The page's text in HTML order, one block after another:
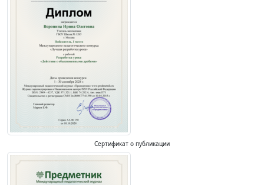
Сертификат о публикации